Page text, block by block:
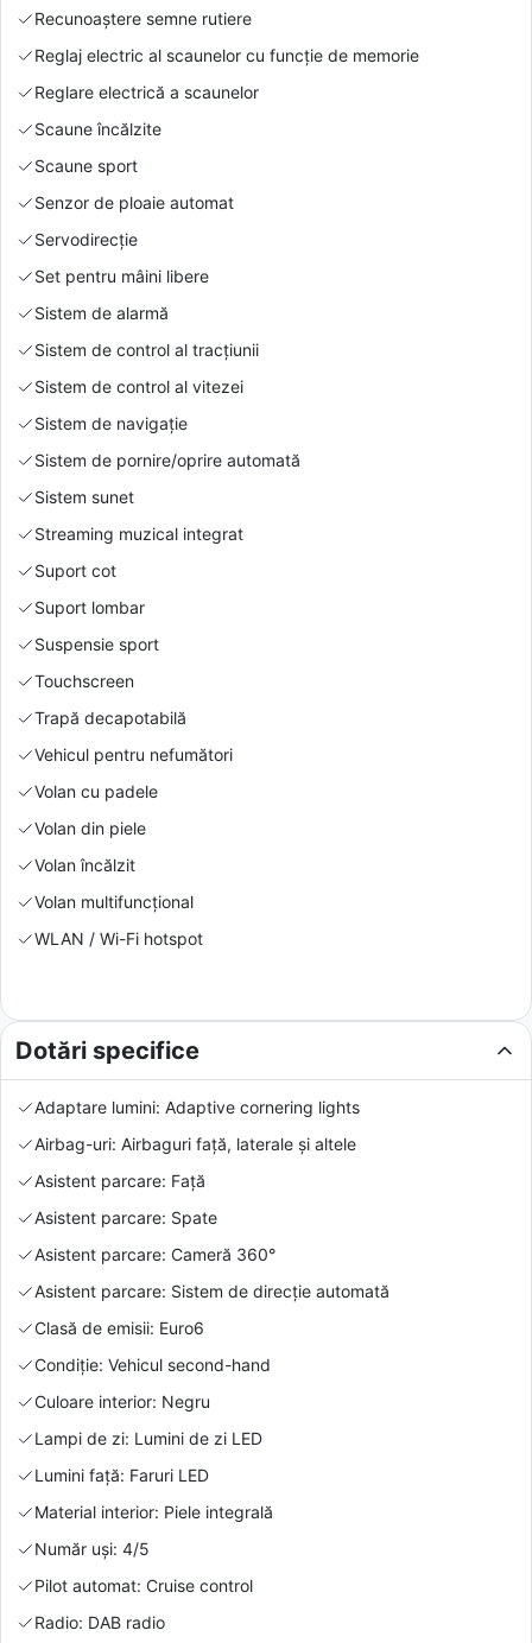
Recunoaștere semne rutiere
Reglaj electric al scaunelor cu funcție de memorie
Reglare electrică a scaunelor
Scaune încălzite
Scaune sport
Senzor de ploaie automat
Servodirecție
Set pentru mâini libere
Sistem de alarmă
Sistem de control al tracțiunii
Sistem de control al vitezei
Sistem de navigație
Sistem de pornire/oprire automată
Sistem sunet
Streaming muzical integrat
Suport cot
Suport lombar
Suspensie sport
Touchscreen
Trapă decapotabilă
Vehicul pentru nefumători
Volan cu padele
Volan din piele
Volan încălzit
Volan multifuncțional
WLAN / Wi-Fi hotspot
Dotări specifice
Adaptare lumini: Adaptive cornering lights
Airbag-uri: Airbaguri față, laterale și altele
Asistent parcare: Față
Asistent parcare: Spate
Asistent parcare: Cameră 360°
Asistent parcare: Sistem de direcție automată
Clasă de emisii: Euro6
Condiție: Vehicul second-hand
Culoare interior: Negru
Lampi de zi: Lumini de zi LED
Lumini față: Faruri LED
Material interior: Piele integrală
Număr uși: 4/5
Pilot automat: Cruise control
Radio: DAB radio